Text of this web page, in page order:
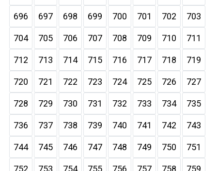
696 697 698 699 700 701 702 703
704 705 706 707 708 709 710 711
712 713 714 715 716 717 718 719
720 721 722 723 724 725 726 727
728 729 730 731 732 733 734 735
736 737 738 739 740 741 742 743
744 745 746 747 748 749 750 751
752 753 754 755 756 757 758 759